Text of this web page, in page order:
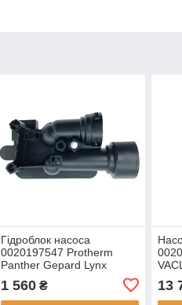
Гідроблок насоса
0020197547 Protherm
Panther Gepard Lynx
1 560₴ 13